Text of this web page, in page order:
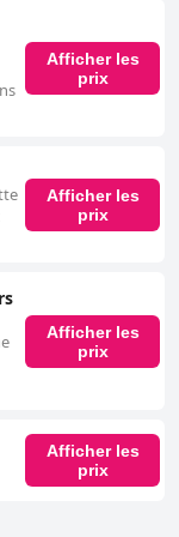
de propreté sont
lits offrent
extrêmement
d'autres les
et une ambiance
montre des
pour répondre aux
laisser certains
Afficher les
prix
Afficher les
prix
Afficher les
prix
Afficher les
prix